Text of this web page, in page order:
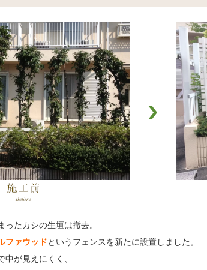
たカシの生垣は撤去。
ファウッドというフェンスを新たに設置しました。
が見えにくく、